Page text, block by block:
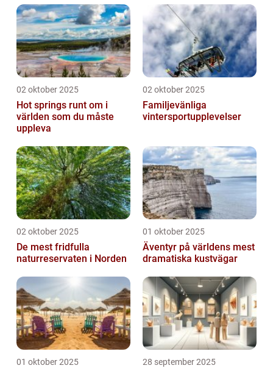
02 oktober 2025
Hot springs runt om i
världen som du måste
uppleva
02 oktober 2025
Familjevänliga
vintersportupplevelser
02 oktober 2025
De mest fridfulla
naturreservaten i Norden
01 oktober 2025
Äventyr på världens mest
dramatiska kustvägar
01 oktober 2025 28 september 2025